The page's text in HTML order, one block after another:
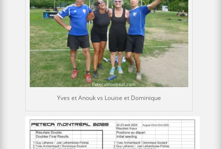
Yves et Anouk vs Louise et Dominique